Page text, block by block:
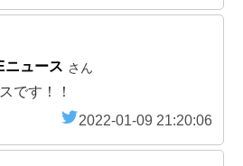
ニュース さん
です！！
2022-01-09 21:20:06